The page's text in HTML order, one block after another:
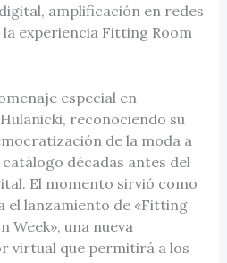
amplificación en redes
experiencia Fitting Room
especial en
reconociendo su
de la moda a
décadas antes del
El momento sirvió como
el lanzamiento de «Fitting
Week», una nueva
virtual que permitirá a los